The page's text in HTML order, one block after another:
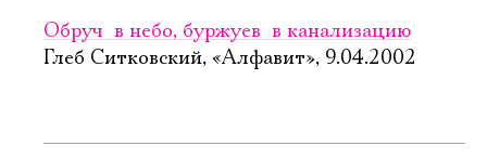
Обруч  в небо, буржуев  в канализацию
Глеб Ситковский, «Алфавит», 9.04.2002